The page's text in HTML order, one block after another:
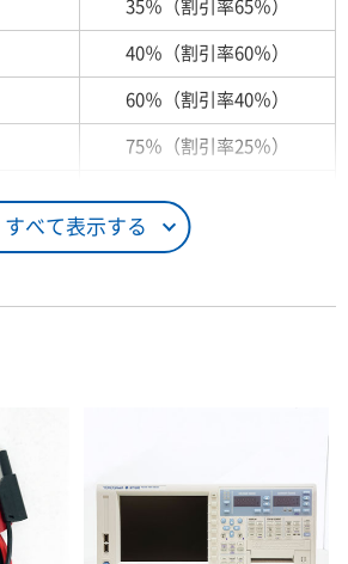
すべて表示する
35％（割引率65％）
40％（割引率60％）
60％（割引率40％）
75％（割引率25％）
100％（割引率 0％）
80％（割引率20％）
75％（割引率25％）